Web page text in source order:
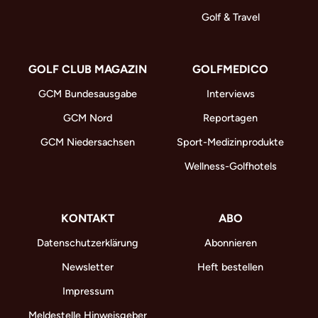
Golf & Travel
GOLF CLUB MAGAZIN
GCM Bundesausgabe
GCM Nord
GCM Niedersachsen
GOLFMEDICO
Interviews
Reportagen
Sport-Medizinprodukte
Wellness-Golfhotels
KONTAKT
Datenschutzerklärung
Newsletter
Impressum
Meldestelle Hinweisgeber
ABO
Abonnieren
Heft bestellen